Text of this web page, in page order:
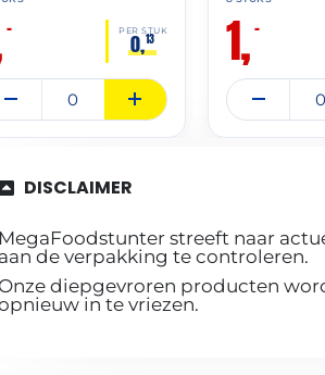
– PER STUK
0,13 1,–
DISCLAIMER
MegaFoodstunter streeft naar
aan de verpakking te controleren.
Onze diepgevroren producten
in te vriezen.